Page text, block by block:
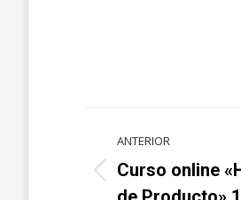
entre
ANTERIOR
Proyecto
Curso online